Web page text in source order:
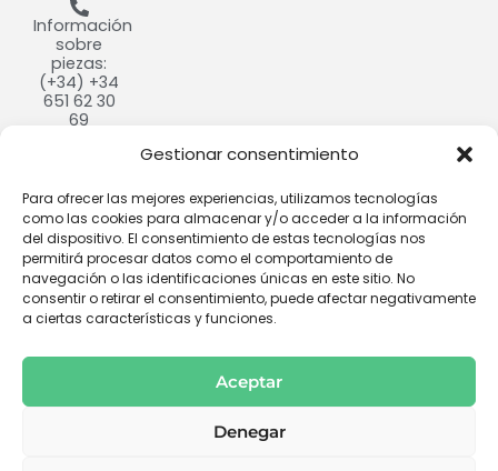
Gestionar consentimiento
Para ofrecer las mejores experiencias, utilizamos tecnologías
como las cookies para almacenar y/o acceder a la información
del dispositivo. El consentimiento de estas tecnologías nos
permitirá procesar datos como el comportamiento de
navegación o las identificaciones únicas en este sitio. No
consentir o retirar el consentimiento, puede afectar negativamente
a ciertas características y funciones.
Aceptar
Denegar
Información
sobre
piezas:
(+34) +34
651 62 30
69
info@cultivdron.com​
Calle
Ramón y
Cajal, 9,
37184
Villares de
la Reina,
Salamanca​